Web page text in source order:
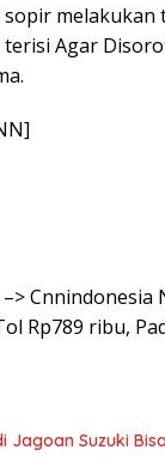
melakukan
Agar
Cnnindonesia
Rp789 ribu,
Jagoan Suzuki